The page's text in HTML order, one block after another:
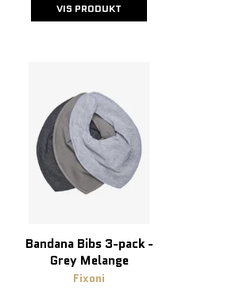
VIS PRODUKT
Bandana Bibs 3-pack -
Grey Melange
Fixoni